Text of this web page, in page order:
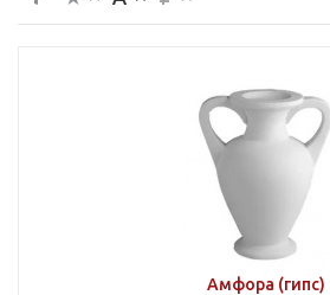
Амфора (гипс)